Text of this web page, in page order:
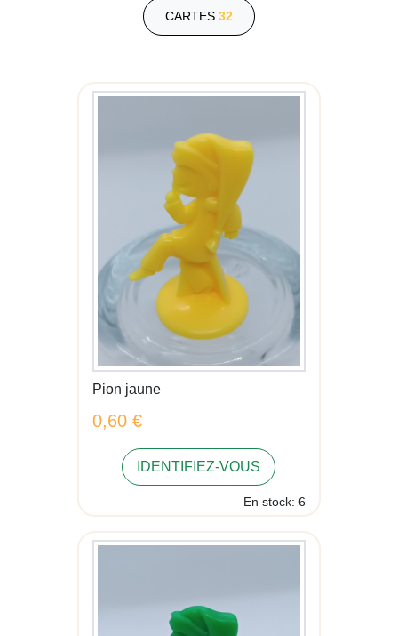
CARTES 32
Pion jaune
0,60 €
IDENTIFIEZ-VOUS
En stock: 6